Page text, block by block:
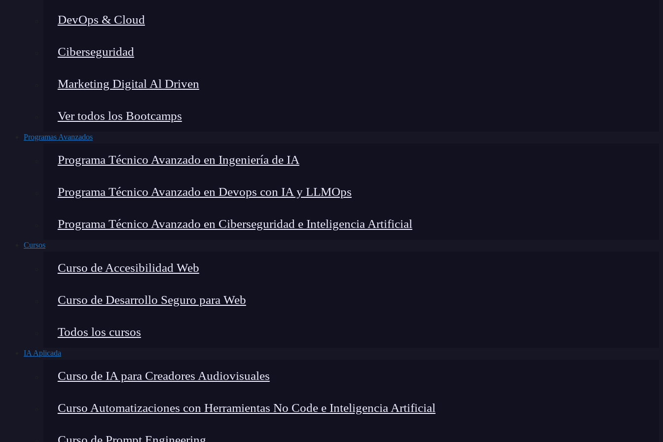
DevOps & Cloud
Ciberseguridad
Marketing Digital Al Driven
Ver todos los Bootcamps
Programas Avanzados
Programa Técnico Avanzado en Ingeniería de IA
Programa Técnico Avanzado en Devops con IA y LLMOps
Programa Técnico Avanzado en Ciberseguridad e Inteligencia Artificial
Cursos
Curso de Accesibilidad Web
Curso de Desarrollo Seguro para Web
Todos los cursos
IA Aplicada
Curso de IA para Creadores Audiovisuales
Curso Automatizaciones con Herramientas No Code e Inteligencia Artificial